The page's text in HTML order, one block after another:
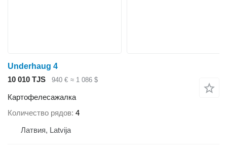
Underhaug 4
10 010 TJS
940 € ≈ 1 086 $
Картофелесажалка
Количество рядов 4
Латвия, Latvija